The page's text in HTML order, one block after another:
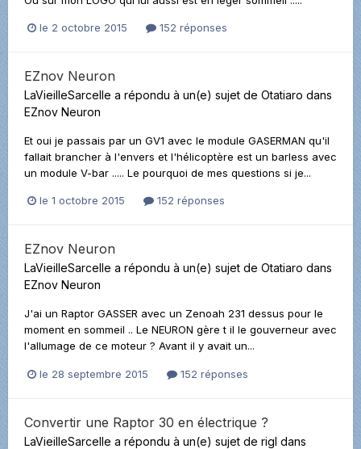
le 2 octobre 2015 152 réponses
EZnov Neuron
LaVieilleSarcelle a répondu à un(e) sujet de Otatiaro dans
EZnov Neuron
Et oui je passais par un GV1 avec le module GASERMAN qu'il
fallait brancher à l'envers et l'hélicoptère est un barless avec
un module V-bar ..... Le pourquoi de mes questions si je...
le 1 octobre 2015 152 réponses
EZnov Neuron
LaVieilleSarcelle a répondu à un(e) sujet de Otatiaro dans
EZnov Neuron
J'ai un Raptor GASSER avec un Zenoah 231 dessus pour le
moment en sommeil .. Le NEURON gère t il le gouverneur avec
l'allumage de ce moteur ? Avant il y avait un...
le 28 septembre 2015 152 réponses
Convertir une Raptor 30 en électrique ?
LaVieilleSarcelle a répondu à un(e) sujet de rigl dans